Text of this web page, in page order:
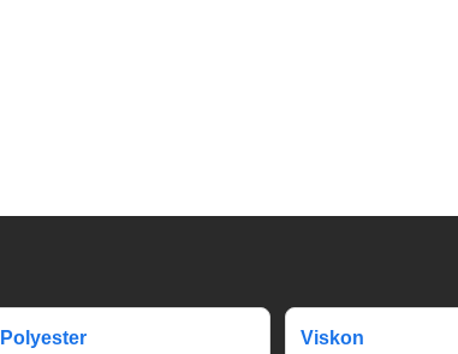
Polyester Viskon